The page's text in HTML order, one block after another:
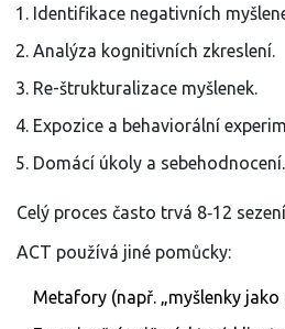
Identifikace negativních
Analýza kognitivních zkreslení.
Re-štrukturalizace myšlenek.
Expozice a behaviorální
Domácí úkoly a sebehodnocení.
Celý proces často trvá 8‑12
ACT používá jiné pomůcky:
Metafory (např. „myšlenky jako